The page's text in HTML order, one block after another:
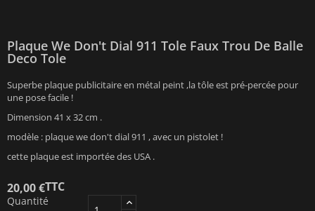
Plaque We Don't Dial 911 Tole Faux Trou De Balle
Deco Tole
Superbe plaque publicitaire en métal peint ,la tôle est pré-percée pour
une pose facile !
Dimension 41 x 32 cm .
modèle : plaque we don't dial 911 , avec un pistolet !
cette plaque est importée des USA .
20,00 €TTC
Quantité